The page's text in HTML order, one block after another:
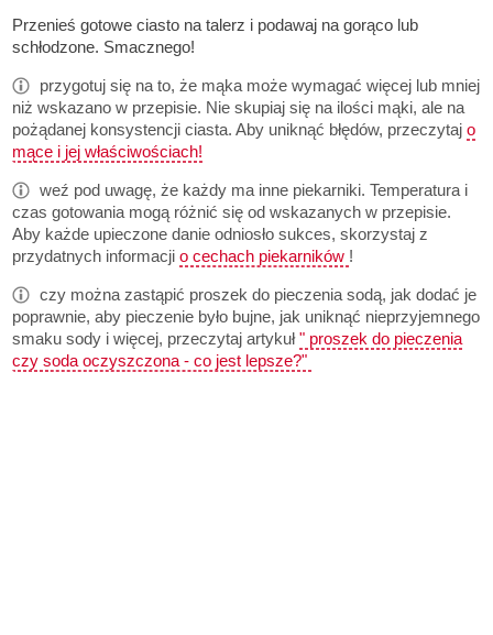
Przenieś gotowe ciasto na talerz i podawaj na gorąco lub
schłodzone. Smacznego!
przygotuj się na to, że mąka może wymagać więcej lub mniej
niż wskazano w przepisie. Nie skupiaj się na ilości mąki, ale na
pożądanej konsystencji ciasta. Aby uniknąć błędów, przeczytajo
mące i jej właściwościach!
weź pod uwagę, że każdy ma inne piekarniki. Temperatura i
czas gotowania mogą różnić się od wskazanych w przepisie.
Aby każde upieczone danie odniosło sukces, skorzystaj z
przydatnych informacjio cechach piekarników !
czy można zastąpić proszek do pieczenia sodą, jak dodać je
poprawnie, aby pieczenie było bujne, jak uniknąć nieprzyjemnego
smaku sody i więcej, przeczytaj artykuł" proszek do pieczenia
czy soda oczyszczona - co jest lepsze?"